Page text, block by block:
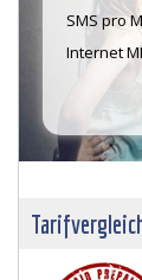
SMS pro
Internet